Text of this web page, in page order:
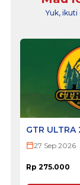
Yuk,
GTR ULTRA
27 Sep 2026
Rp 275.000